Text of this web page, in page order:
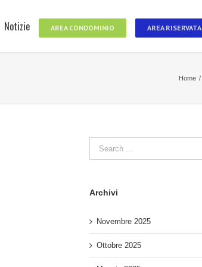
Notizie AREA CONDOMINIO AREA RISERVATA
Home /
Archivi
Novembre 2025
Ottobre 2025